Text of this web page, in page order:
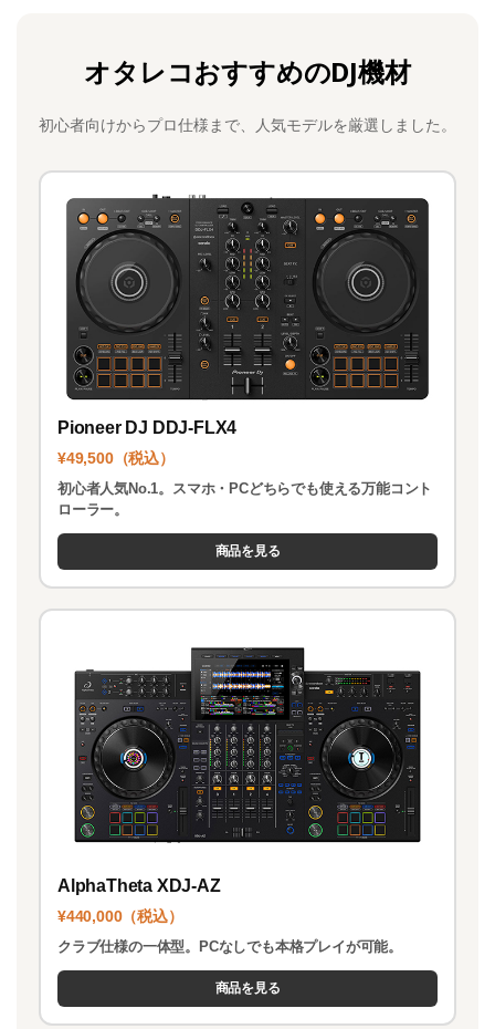
b
o
o
k
o
d
o
n
l
オタレコおすすめのDJ機材
初心者向けからプロ仕様まで、人気モデルを厳選しました。
Pioneer DJ DDJ-FLX4
¥49,500（税込）
初心者人気No.1。スマホ・PCどちらでも使える万能コント
ローラー。
商品を見る
AlphaTheta XDJ-AZ
¥440,000（税込）
クラブ仕様の一体型。PCなしでも本格プレイが可能。
商品を見る